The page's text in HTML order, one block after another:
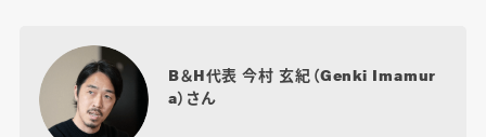
B＆H代表 今村 玄紀（Genki Imamur
a）さん